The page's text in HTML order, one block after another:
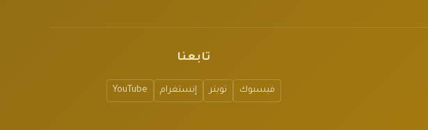
تابعنا
فيسبوك تويتر إنستغرام YouTube